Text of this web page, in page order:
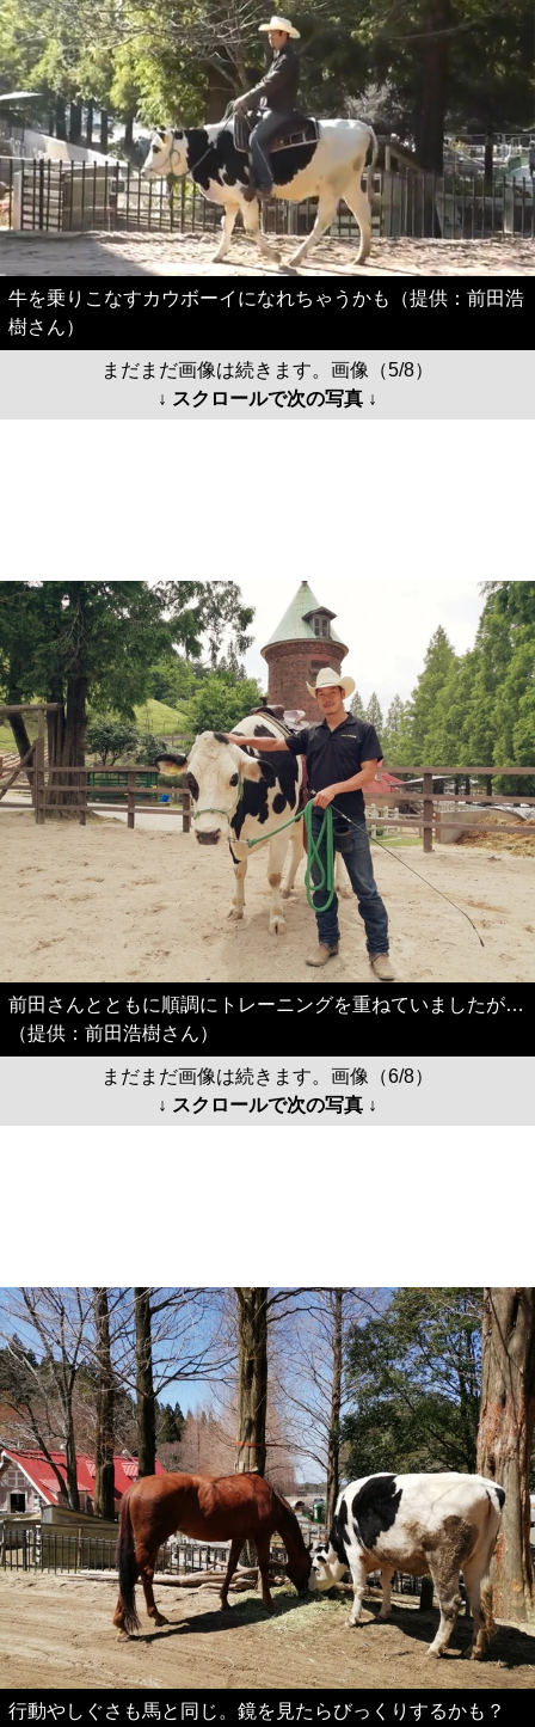
牛を乗りこなすカウボーイになれちゃうかも（提供：前田浩
樹さん）
まだまだ画像は続きます。画像（5/8）
↓ スクロールで次の写真 ↓
前田さんとともに順調にトレーニングを重ねていましたが…
（提供：前田浩樹さん）
まだまだ画像は続きます。画像（6/8）
↓ スクロールで次の写真 ↓
行動やしぐさも馬と同じ。鏡を見たらびっくりするかも？